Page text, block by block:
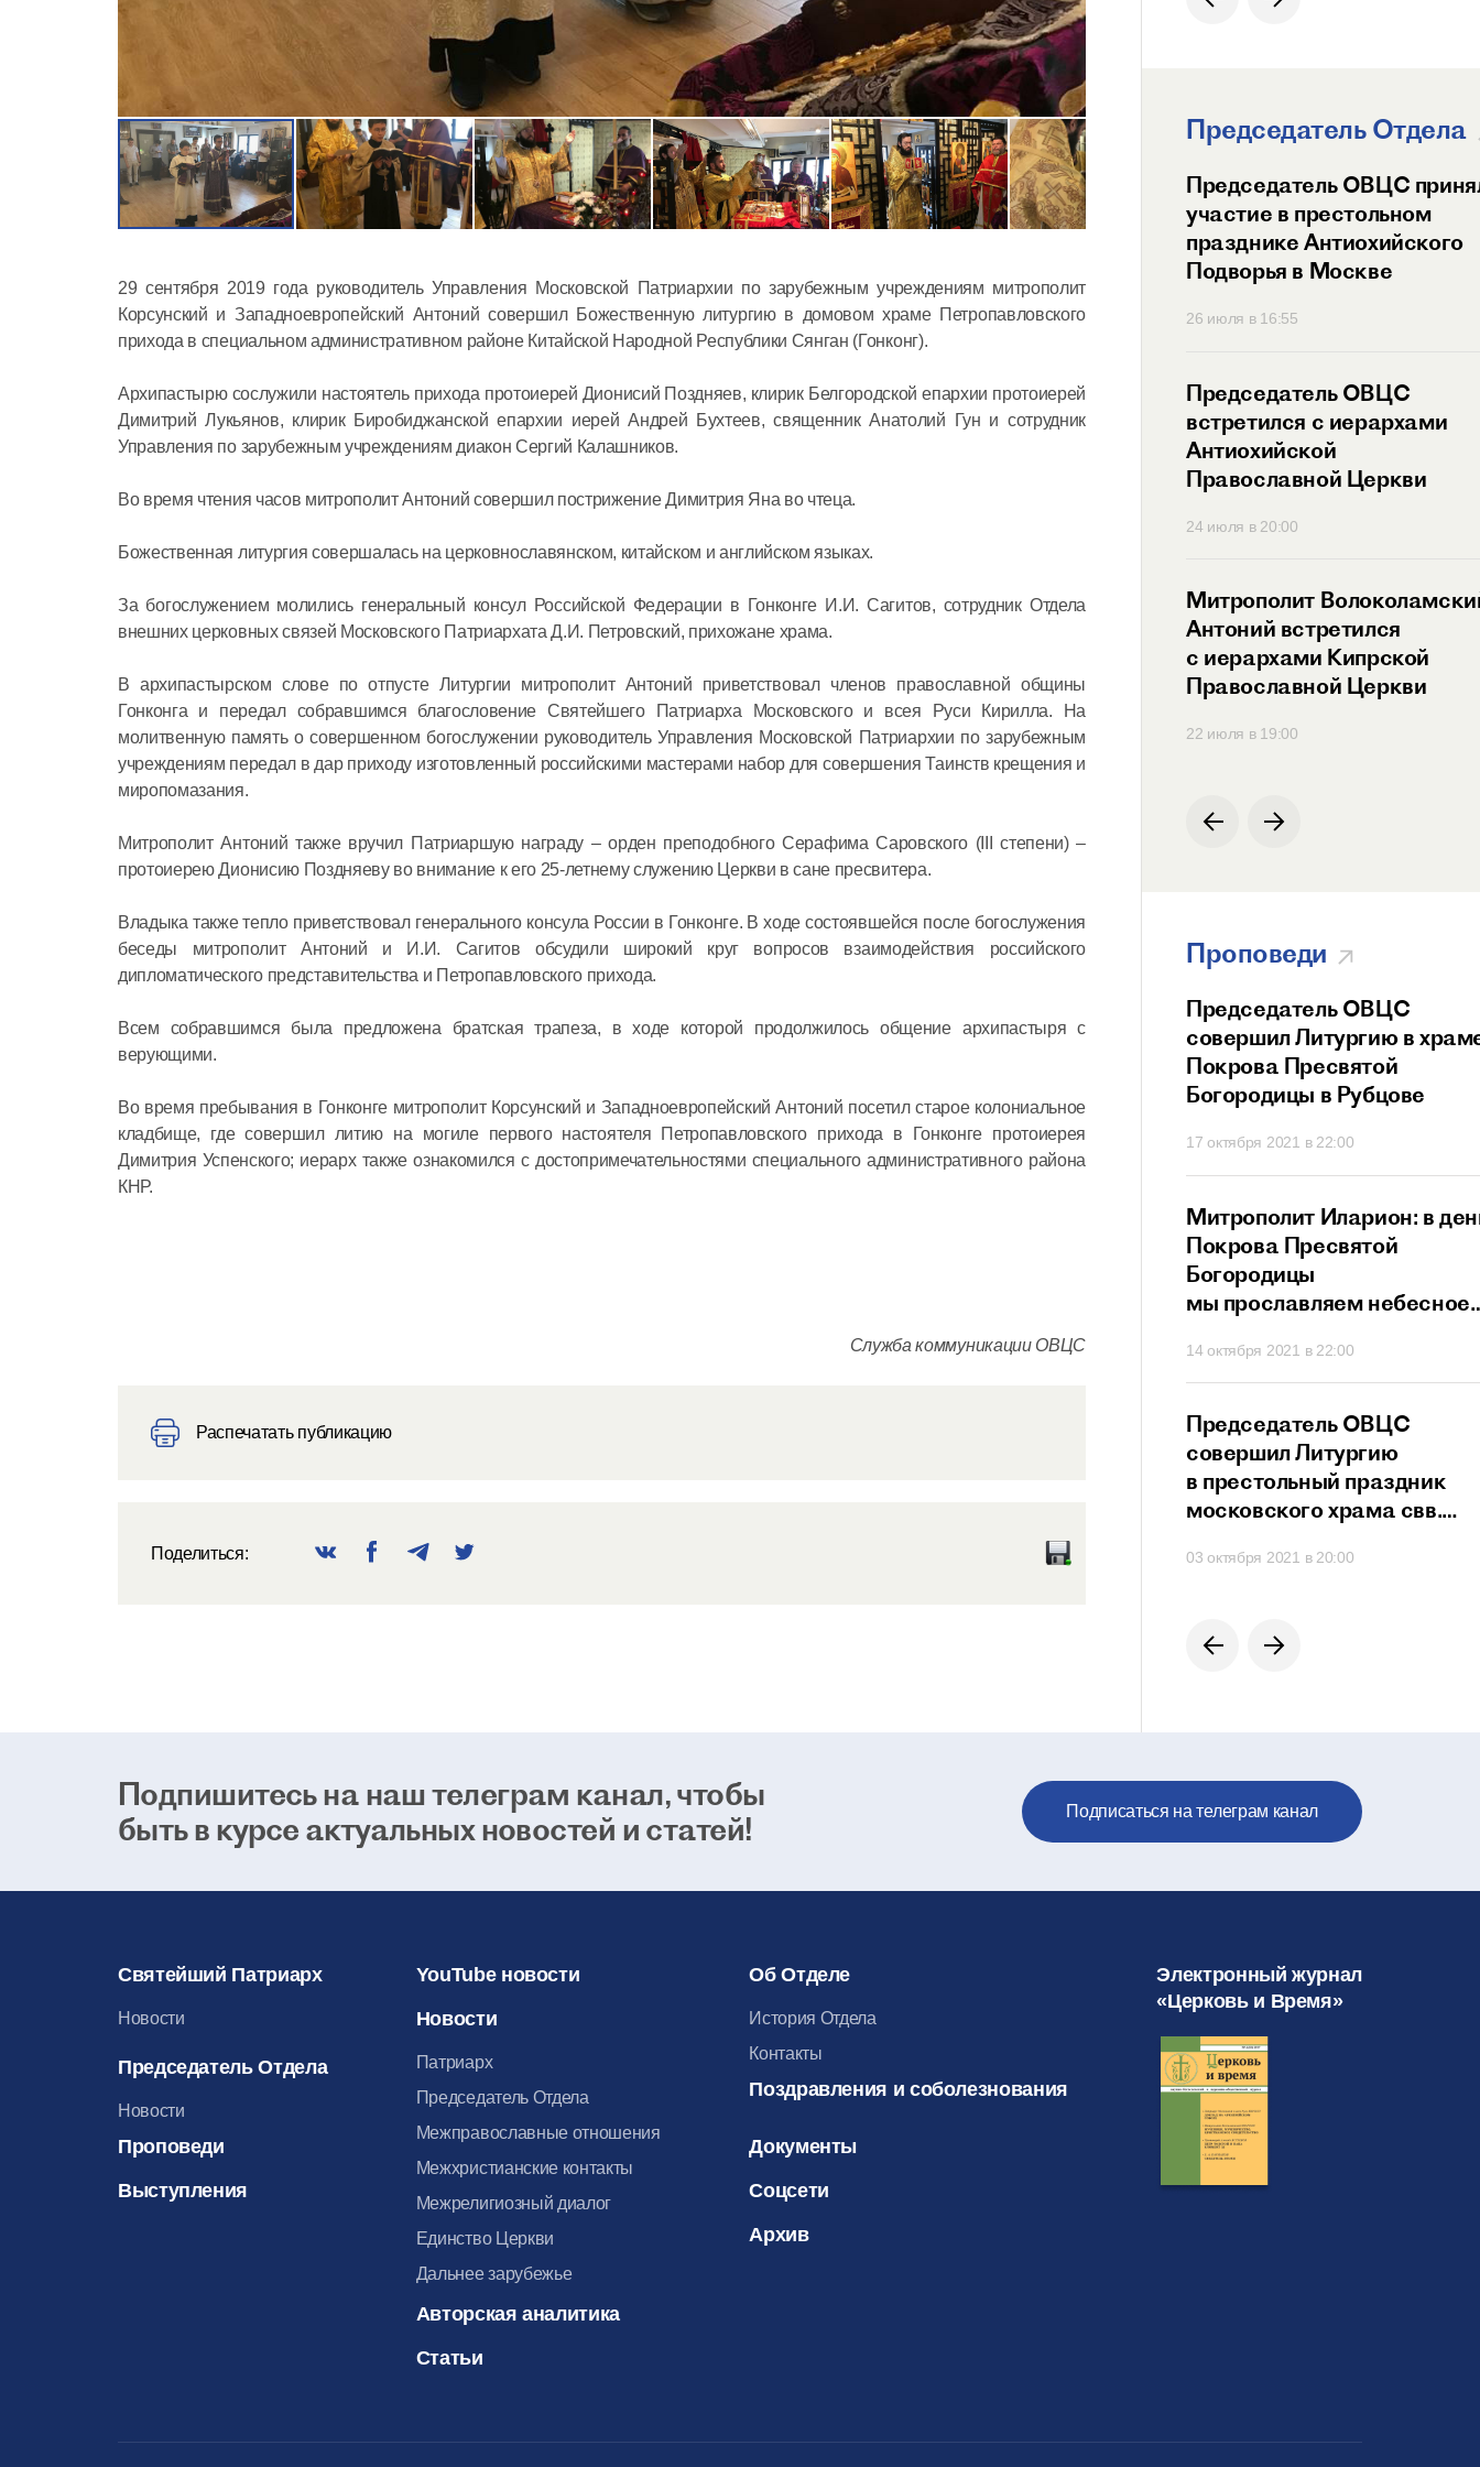
29 сентября 2019 года руководитель Управления Московской Патриархии по зарубежным учреждениям митрополит
Корсунский и Западноевропейский Антоний совершил Божественную литургию в домовом храме Петропавловского
прихода в специальном административном районе Китайской Народной Республики Сянган (Гонконг).
Архипастырю сослужили настоятель прихода протоиерей Дионисий Поздняев, клирик Белгородской епархии протоиерей
Димитрий Лукьянов, клирик Биробиджанской епархии иерей Андрей Бухтеев, священник Анатолий Гун и сотрудник
Управления по зарубежным учреждениям диакон Сергий Калашников.
Во время чтения часов митрополит Антоний совершил пострижение Димитрия Яна во чтеца.
Божественная литургия совершалась на церковнославянском, китайском и английском языках.
За богослужением молились генеральный консул Российской Федерации в Гонконге И.И. Сагитов, сотрудник Отдела
внешних церковных связей Московского Патриархата Д.И. Петровский, прихожане храма.
В архипастырском слове по отпусте Литургии митрополит Антоний приветствовал членов православной общины
Гонконга и передал собравшимся благословение Святейшего Патриарха Московского и всея Руси Кирилла. На
молитвенную память о совершенном богослужении руководитель Управления Московской Патриархии по зарубежным
учреждениям передал в дар приходу изготовленный российскими мастерами набор для совершения Таинств крещения и
миропомазания.
Митрополит Антоний также вручил Патриаршую награду – орден преподобного Серафима Саровского (III степени) –
протоиерею Дионисию Поздняеву во внимание к его 25-летнему служению Церкви в сане пресвитера.
Владыка также тепло приветствовал генерального консула России в Гонконге. В ходе состоявшейся после богослужения
беседы митрополит Антоний и И.И. Сагитов обсудили широкий круг вопросов взаимодействия российского
дипломатического представительства и Петропавловского прихода.
Всем собравшимся была предложена братская трапеза, в ходе которой продолжилось общение архипастыря с
верующими.
Во время пребывания в Гонконге митрополит Корсунский и Западноевропейский Антоний посетил старое колониальное
кладбище, где совершил литию на могиле первого настоятеля Петропавловского прихода в Гонконге протоиерея
Димитрия Успенского; иерарх также ознакомился с достопримечательностями специального административного района
КНР.
Служба коммуникации ОВЦС
Распечатать публикацию
Поделиться:
Председатель Отдела
Митрополит Волоколамский
Антоний возглавил
Сербской Православной
Церкви
12 июля в 14:45
Председатель ОВЦС провел
встречу с представителем
Митрополит Антоний
Международной
организации по русскому
языку
06 июля в 12:00
Председатель ОВЦС
участие в престольном
празднике Антиохийского
Подворья в Москве
26 июля в 16:55
Председатель ОВЦС
встретился с иерархами
Антиохийской
Православной Церкви
24 июля в 20:00
Митрополит
Антоний встретился
с иерархами Кипрской
Православной Церкви
22 июля в 19:00
Проповеди
мучеников и исповедников
07 февраля 2021 в 21:20
31 января 2021 в 20:26
Председатель ОВЦС
совершил Литургию в
Покрова Пресвятой
Богородицы в Рубцове
17 октября 2021 в 22:00
Митрополит Иларион: в
Покрова Пресвятой
Богородицы
мы прославляем небесное
Божией
14 октября 2021 в 22:00
Председатель ОВЦС
совершил Литургию
в престольный праздник
московского храма свв.
и Феодора
03 октября 2021 в 20:00
Подпишитесь на наш телеграм канал, чтобы
быть в курсе актуальных новостей и статей!
Подписаться на телеграм канал
Святейший Патриарх
Новости
Председатель Отдела
Новости
Проповеди
Выступления
YouTube новости
Новости
Патриарх
Председатель Отдела
Межправославные отношения
Межхристианские контакты
Межрелигиозный диалог
Единство Церкви
Дальнее зарубежье
Авторская аналитика
Статьи
Об Отделе
История Отдела
Контакты
Поздравления и соболезнования
Документы
Соцсети
Архив
Электронный журнал
«Церковь и Время»